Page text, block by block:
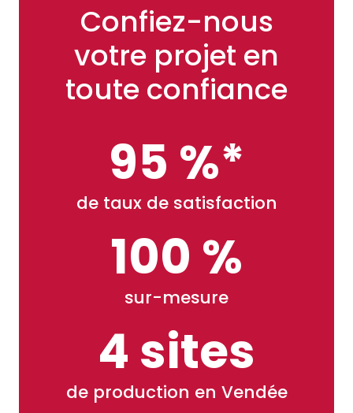
Confiez-nous
votre projet en
toute confiance
95 %*
de taux de satisfaction
100 %
sur-mesure
4 sites
de production en Vendée